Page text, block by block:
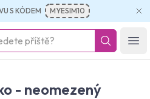
S KÓDEM MYESIM10
- neomezený